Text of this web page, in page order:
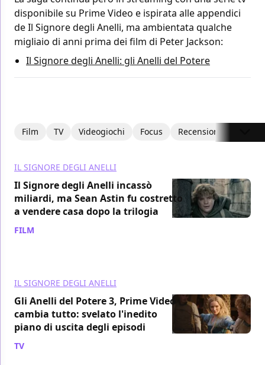
disponibile su Prime Video e ispirata alle appendici
de Il Signore degli Anelli, ma ambientata qualche
migliaio di anni prima dei film di Peter Jackson:
Il Signore degli Anelli: gli Anelli del Potere
Film TV Videogiochi Focus Recensioni
IL SIGNORE DEGLI ANELLI
Il Signore degli Anelli incassò
miliardi, ma Sean Astin fu costretto
a vendere casa dopo la trilogia
FILM
IL SIGNORE DEGLI ANELLI
Gli Anelli del Potere 3, Prime Video
cambia tutto: svelato l'inedito
piano di uscita degli episodi
TV